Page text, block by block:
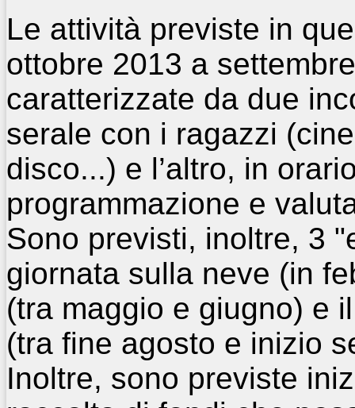
Le attività previste in
ottobre 2013 a
caratterizzate da due
serale con i ragazzi
disco...) e l’altro, in
programmazione e
Sono previsti, inoltre, 3
giornata sulla neve (in
(tra maggio e giugno) e
(tra fine agosto e inizio
Inoltre, sono previste